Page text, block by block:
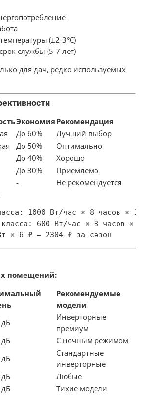
(±2-3°C)
службы (5-7 лет)
для дач, редко используемых
ЭкономияРекомендация
До 60%
Лучший выбор
До 50%
Оптимально
До 40%
Хорошо
До 30%
Приемлемо
-
Не рекомендуется
1000 Вт/час × 8 часов ×
класса: 600 Вт/час × 8 часов ×
помещений:
Рекомендуемые
модели
Инверторные
премиум
С ночным режимом
Стандартные
инверторные
Любые
Тихие модели